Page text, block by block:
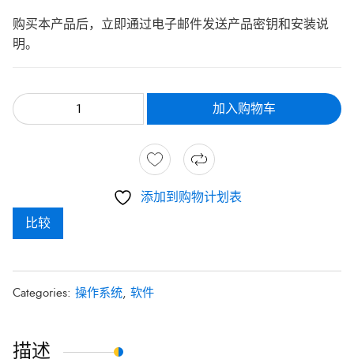
购买本产品后，立即通过电子邮件发送产品密钥和安装说
明。
加入购物车
添加到购物计划表
比较
Categories: 操作系统, 软件
描述